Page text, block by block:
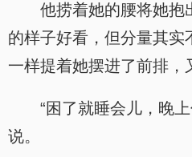
他捞着她的腰将她抱
的样子好看，但分量其实
一样提着她摆进了前排，
“困了就睡会儿，晚
说。